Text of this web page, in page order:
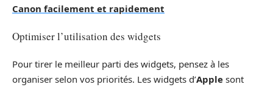
Canon facilement et rapidement
Optimiser l’utilisation des widgets
Pour tirer le meilleur parti des widgets, pensez à les
organiser selon vos priorités. Les widgets d’Apple sont